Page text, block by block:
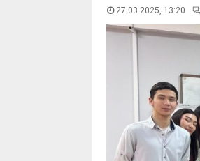
27.03.2025, 13:20